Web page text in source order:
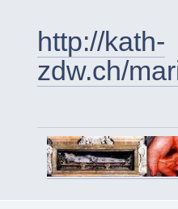
http://kath-
zdw.ch/